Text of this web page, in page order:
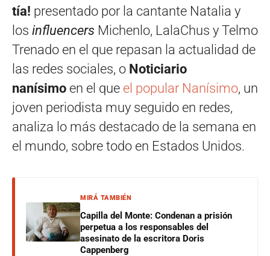
tía! presentado por la cantante Natalia y
los influencers Michenlo, LalaChus y Telmo
Trenado en el que repasan la actualidad de
las redes sociales, o Noticiario
nanísimo en el que el popular Nanísimo, un
joven periodista muy seguido en redes,
analiza lo más destacado de la semana en
el mundo, sobre todo en Estados Unidos.
MIRÁ TAMBIÉN
Capilla del Monte: Condenan a prisión
perpetua a los responsables del
asesinato de la escritora Doris
Cappenberg